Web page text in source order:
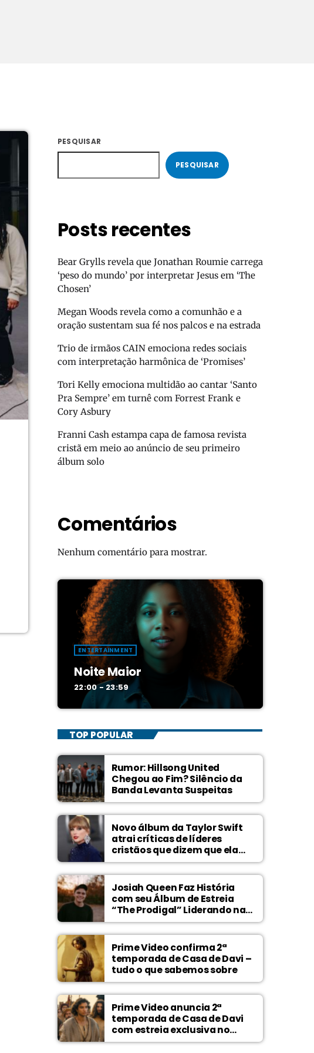
PESQUISAR
PESQUISAR
Posts recentes
Bear Grylls revela que Jonathan Roumie carrega
‘peso do mundo’ por interpretar Jesus em ‘The
Chosen’
Megan Woods revela como a comunhão e a
oração sustentam sua fé nos palcos e na estrada
Trio de irmãos CAIN emociona redes sociais
com interpretação harmônica de ‘Promises’
Tori Kelly emociona multidão ao cantar ‘Santo
Pra Sempre’ em turnê com Forrest Frank e
Cory Asbury
Franni Cash estampa capa de famosa revista
cristã em meio ao anúncio de seu primeiro
álbum solo
Comentários
Nenhum comentário para mostrar.
ENTERTAINMENT
Noite Maior
22:00 - 23:59
TOP POPULAR
Rumor: Hillsong United
Chegou ao Fim? Silêncio da
Banda Levanta Suspeitas
Novo álbum da Taylor Swift
atrai críticas de líderes
cristãos que dizem que ela
zomba de Deus
Josiah Queen Faz História
com seu Álbum de Estreia
“The Prodigal” Liderando na
Billboard
Prime Video confirma 2ª
temporada de Casa de Davi –
tudo o que sabemos sobre
Prime Video anuncia 2ª
temporada de Casa de Davi
com estreia exclusiva no
Wonder Project